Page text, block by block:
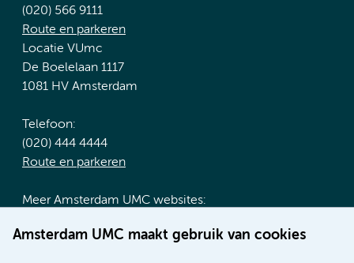
Amsterdam UMC maakt gebruik van cookies
(020) 566 9111
Route en parkeren
Locatie VUmc
De Boelelaan 1117
1081 HV Amsterdam
Telefoon:
(020) 444 4444
Route en parkeren
Meer Amsterdam UMC websites:
Werken bij Amsterdam UMC